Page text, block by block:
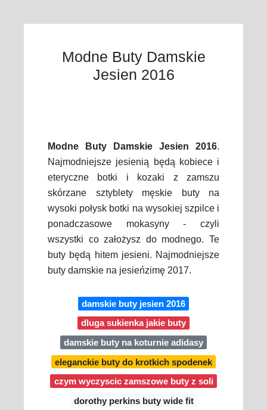
Modne Buty Damskie
Jesien 2016
Modne Buty Damskie Jesien 2016.
Najmodniejsze jesienią będą kobiece i
eteryczne botki i kozaki z zamszu
skórzane sztyblety męskie buty na
wysoki połysk botki na wysokiej szpilce i
ponadczasowe mokasyny - czyli
wszystki co założysz do modnego. Te
buty będą hitem jesieni. Najmodniejsze
buty damskie na jesieńzimę 2017.
damskie buty jesien 2016
dluga sukienka jakie buty
damskie buty na koturnie adidasy
eleganckie buty do krotkich spodenek
czym wyczyscic zamszowe buty z soli
dorothy perkins buty wide fit